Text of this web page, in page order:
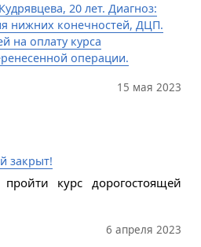
20 лет. Диагноз:
нижних конечностей, ДЦП.
на оплату курса
операции.
15 мая 2023
закрыт!
курс дорогостоящей
6 апреля 2023